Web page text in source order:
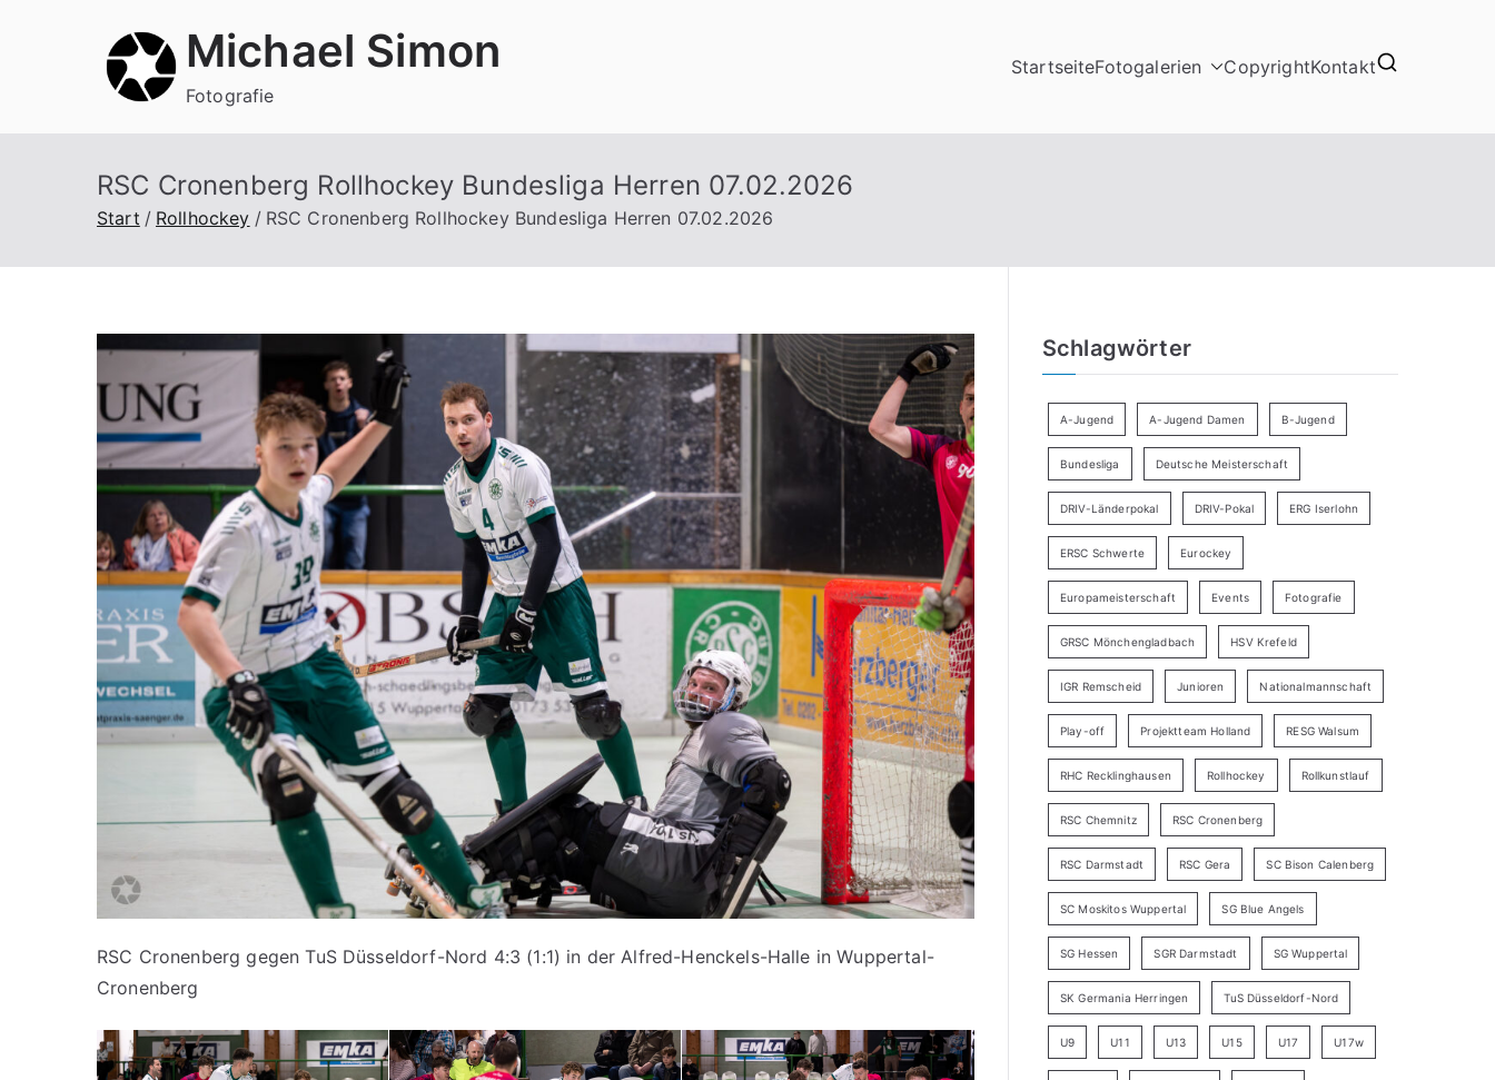
Michael Simon
Fotografie
StartseiteFotogalerien CopyrightKontakt
RSC Cronenberg Rollhockey Bundesliga Herren 07.02.2026
Start Rollhockey RSC Cronenberg Rollhockey Bundesliga Herren 07.02.2026
RSC Cronenberg gegen TuS Düsseldorf-Nord 4:3 (1:1) in der Alfred-Henckels-Halle in Wuppertal-
Cronenberg
Schlagwörter
A-Jugend A-Jugend Damen B-Jugend
Bundesliga Deutsche Meisterschaft
DRIV-Länderpokal DRIV-Pokal ERG Iserlohn
ERSC Schwerte Eurockey
Europameisterschaft Events Fotografie
GRSC Mönchengladbach HSV Krefeld
IGR Remscheid Junioren Nationalmannschaft
Play-off Projektteam Holland RESG Walsum
RHC Recklinghausen Rollhockey Rollkunstlauf
RSC Chemnitz RSC Cronenberg
RSC Darmstadt RSC Gera SC Bison Calenberg
SC Moskitos Wuppertal SG Blue Angels
SG Hessen SGR Darmstadt SG Wuppertal
SK Germania Herringen TuS Düsseldorf-Nord
U9 U11 U13 U15 U17 U17w